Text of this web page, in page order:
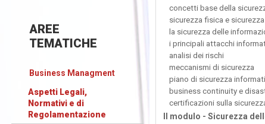
concetti base della
sicurezza fisica e
la sicurezza delle
i principali attacchi
analisi dei rischi
meccanismi di sicurezza
piano di sicurezza
business continuity e
certificazioni sulla
II modulo - Sicurezza
AREE
TEMATICHE
Business Managment
Aspetti Legali,
Normativi e di
Regolamentazione